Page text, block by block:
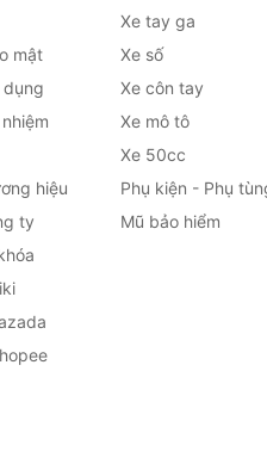
mật
hiệu
ty
Xe tay ga
Xe số
Xe côn tay
Xe mô tô
Xe 50cc
Phụ kiện - Phụ
Mũ bảo hiểm